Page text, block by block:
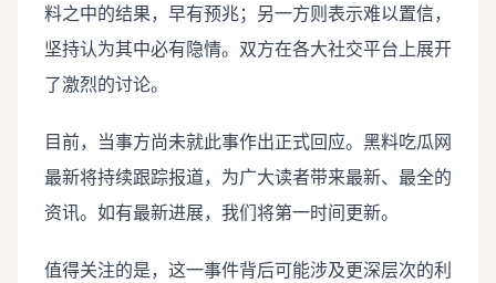
料之中的结果，早有预兆；另一方则表示难以置信，
坚持认为其中必有隐情。双方在各大社交平台上展开
了激烈的讨论。
目前，当事方尚未就此事作出正式回应。黑料吃瓜网
最新将持续跟踪报道，为广大读者带来最新、最全的
资讯。如有最新进展，我们将第一时间更新。
值得关注的是，这一事件背后可能涉及更深层次的利